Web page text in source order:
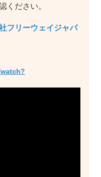
ください。
フリーウェイジャパ